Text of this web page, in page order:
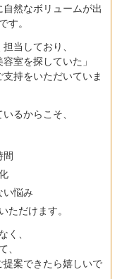
然なボリュームが出
す。
当しており、
室を探していた」
持をいただいていま
るからこそ、
間
い悩み
ただけます。
く、
、
案できたら嬉しいで